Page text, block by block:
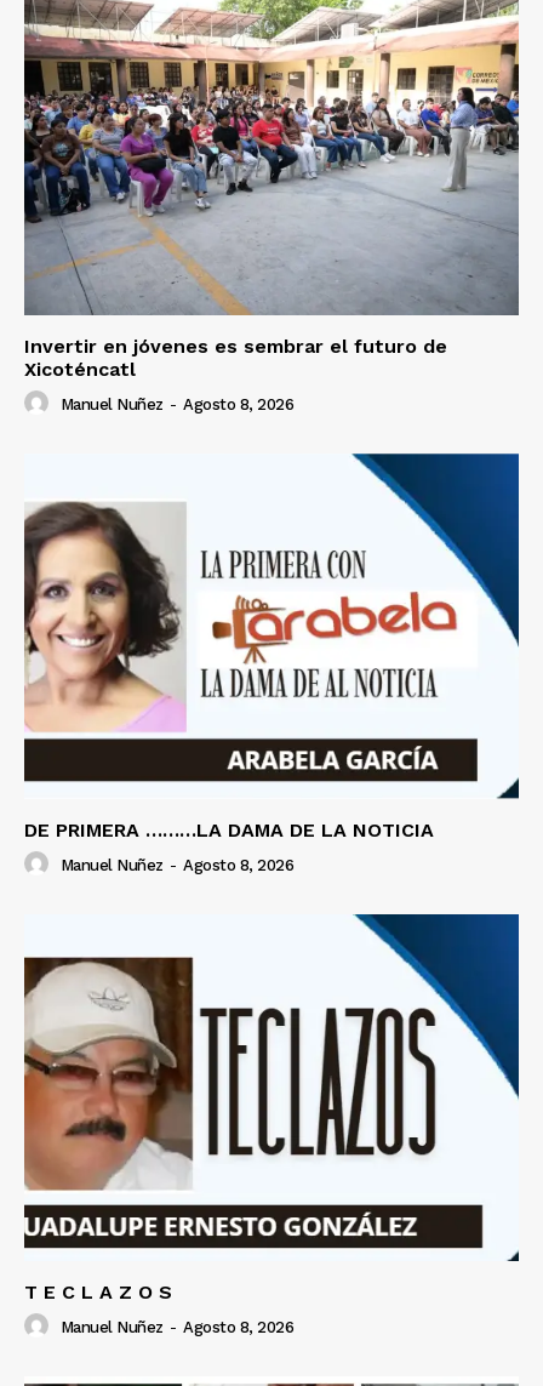
Invertir en jóvenes es sembrar el futuro de
Xicoténcatl
Manuel Nuñez - Agosto 8, 2026
DE PRIMERA ………LA DAMA DE LA NOTICIA
Manuel Nuñez - Agosto 8, 2026
T E C L A Z O S
Manuel Nuñez - Agosto 8, 2026